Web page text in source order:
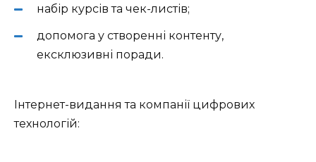
набір курсів та чек-листів;
допомога у створенні контенту,
ексклюзивні поради.
Інтернет-видання та компанії цифрових
технологій: